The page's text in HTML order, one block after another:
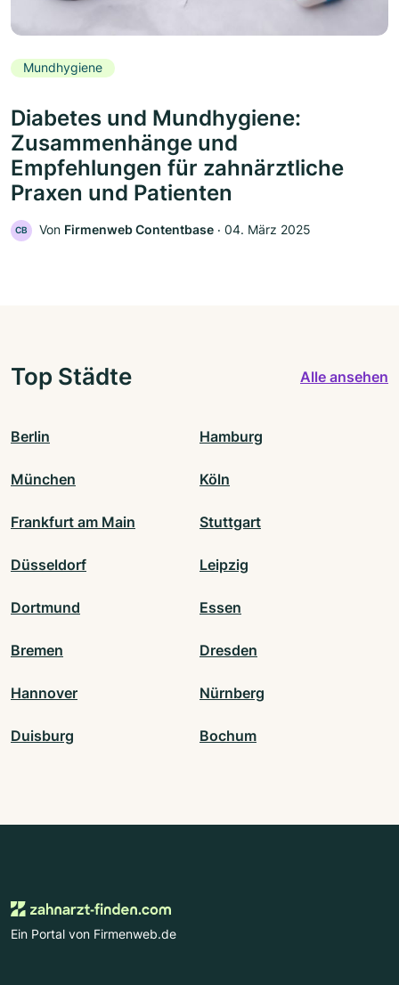
Mundhygiene
Diabetes und Mundhygiene:
Zusammenhänge und
Empfehlungen für zahnärztliche
Praxen und Patienten
CB Von Firmenweb Contentbase ‧ 04. März 2025
Top Städte Alle ansehen
Berlin Hamburg
München Köln
Frankfurt am Main Stuttgart
Düsseldorf Leipzig
Dortmund Essen
Bremen Dresden
Hannover Nürnberg
Duisburg Bochum
Ein Portal von Firmenweb.de